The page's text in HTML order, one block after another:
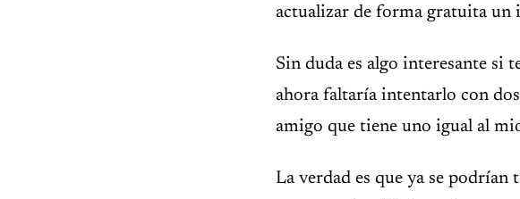
actualizar de forma gratuita un
Sin duda es algo interesante si
ahora faltaría intentarlo con
amigo que tiene uno igual al
La verdad es que ya se